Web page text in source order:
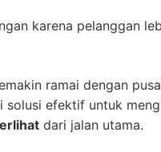
karena pelanggan
ramai dengan
efektif untuk
dari jalan utama.